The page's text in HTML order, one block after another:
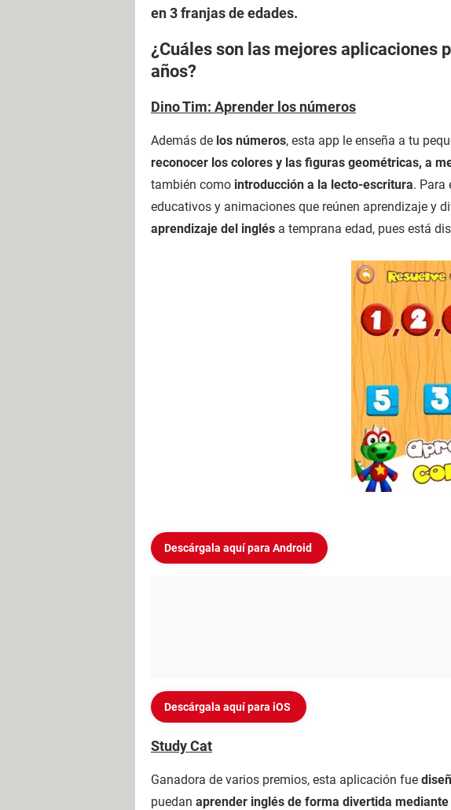
en 3 franjas de edades.
¿Cuáles son las mejores aplicaciones
años?
Dino Tim: Aprender los números
Además de los números, esta app le enseña a tu
reconocer los colores y las figuras geométricas, a
también como introducción a la lecto-escritura. Para
educativos y animaciones que reúnen aprendizaje y
aprendizaje del inglés a temprana edad, pues está
Descárgala aquí para Android
Descárgala aquí para iOS
Study Cat
Ganadora de varios premios, esta aplicación fue
puedan aprender inglés de forma divertida